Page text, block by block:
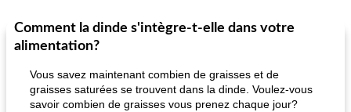
Comment la dinde s'intègre-t-elle dans votre
alimentation?
Vous savez maintenant combien de graisses et de
graisses saturées se trouvent dans la dinde. Voulez-vous
savoir combien de graisses vous prenez chaque jour?